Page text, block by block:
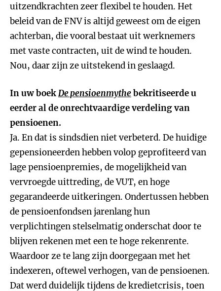
uitzendkrachten zeer flexibel te houden. Het
beleid van de FNV is altijd geweest om de eigen
achterban, die vooral bestaat uit werknemers
met vaste contracten, uit de wind te houden.
Nou, daar zijn ze uitstekend in geslaagd.
In uw boekDe pensioenmythebekritiseerde u
eerder al de onrechtvaardige verdeling van
pensioenen.
Ja. En dat is sindsdien niet verbeterd. De huidige
gepensioneerden hebben volop geprofiteerd van
lage pensioenpremies, de mogelijkheid van
vervroegde uittreding, de VUT, en hoge
gegarandeerde uitkeringen. Ondertussen hebben
de pensioenfondsen jarenlang hun
verplichtingen stelselmatig onderschat door te
blijven rekenen met een te hoge rekenrente.
Waardoor ze te lang zijn doorgegaan met het
indexeren, oftewel verhogen, van de pensioenen.
Dat werd duidelijk tijdens de kredietcrisis, toen